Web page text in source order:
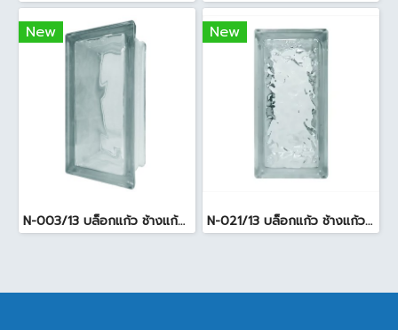
New
N-003/13 บล็อกแก้ว ช้างแก้ว WOW พริ้วแก้ว ( 24x11.5x8cm )
New
N-021/13 บล็อกแก้ว ช้างแก้ว WOW แก้วประดับฟ้า ( 24X11.5X8cm )